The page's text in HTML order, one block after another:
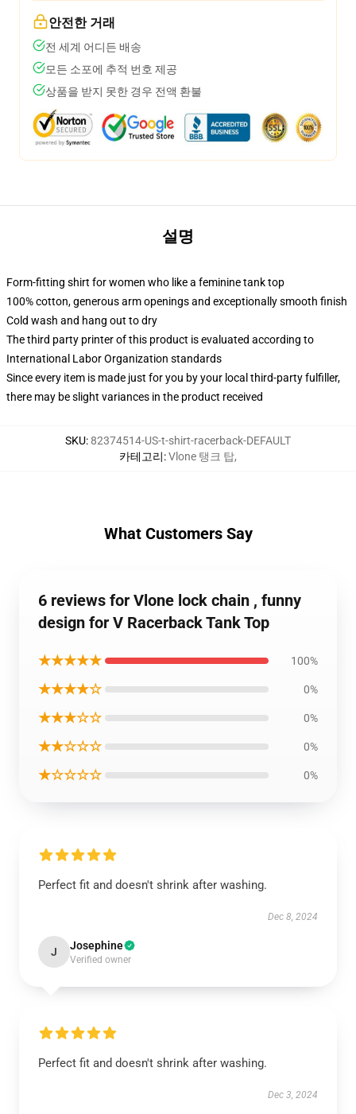
안전한 거래
전 세계 어디든 배송
모든 소포에 추적 번호 제공
상품을 받지 못한 경우 전액 환불
설명
Form-fitting shirt for women who like a feminine tank top
100% cotton, generous arm openings and exceptionally smooth finish
Cold wash and hang out to dry
The third party printer of this product is evaluated according to
International Labor Organization standards
Since every item is made just for you by your local third-party fulfiller,
there may be slight variances in the product received
SKU:82374514-US-t-shirt-racerback-DEFAULT
카테고리:Vlone 탱크 탑,
What Customers Say
6 reviews for Vlone lock chain , funny
design for V Racerback Tank Top
★★★★★ 100%
★★★★☆ 0%
★★★☆☆ 0%
★★☆☆☆ 0%
★☆☆☆☆ 0%
Perfect fit and doesn't shrink after washing.
Dec 8, 2024
J Josephine
Verified owner
Perfect fit and doesn't shrink after washing.
Dec 3, 2024